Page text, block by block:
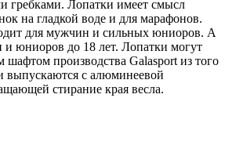
гребками. Лопатки имеет смысл
на гладкой воде и для марафонов.
для мужчин и сильных юниоров. А
юниоров до 18 лет. Лопатки могут
производства Galasport из того
выпускаются с алюминеевой
стирание края весла.